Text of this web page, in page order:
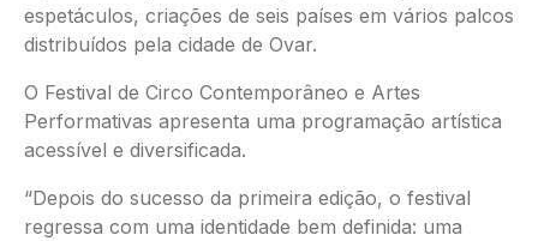
espetáculos, criações de seis países em vários palcos
distribuídos pela cidade de Ovar.
O Festival de Circo Contemporâneo e Artes
Performativas apresenta uma programação artística
acessível e diversificada.
“Depois do sucesso da primeira edição, o festival
regressa com uma identidade bem definida: uma